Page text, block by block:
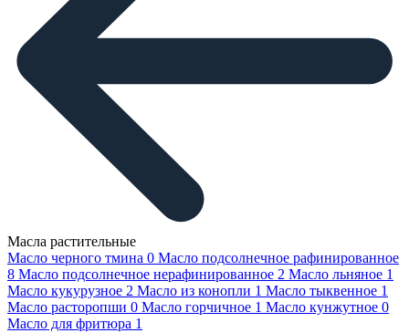
Масла растительные
Масло черного тмина 0 Масло подсолнечное рафинированное
8 Масло подсолнечное нерафинированное 2 Масло льняное 1
Масло кукурузное 2 Масло из конопли 1 Масло тыквенное 1
Масло расторопши 0 Масло горчичное 1 Масло кунжутное 0
Масло для фритюра 1